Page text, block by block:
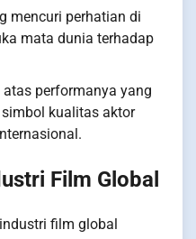
mencuri perhatian di
mata dunia terhadap
performanya yang
kualitas aktor
Film Global
film global